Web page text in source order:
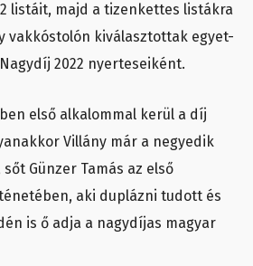
listáit, majd a tizenkettes listákra
vakkóstolón kiválasztottak egyet-
2022 nyerteseiként.
első alkalommal kerül a díj
Villány már a negyedik
Günzer Tamás az első
aki duplázni tudott és
is ő adja a nagydíjas magyar